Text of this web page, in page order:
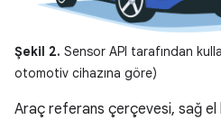
Şekil 2. Sensor API tarafından
otomotiv cihazına göre)
Araç referans çerçevesi, sağ